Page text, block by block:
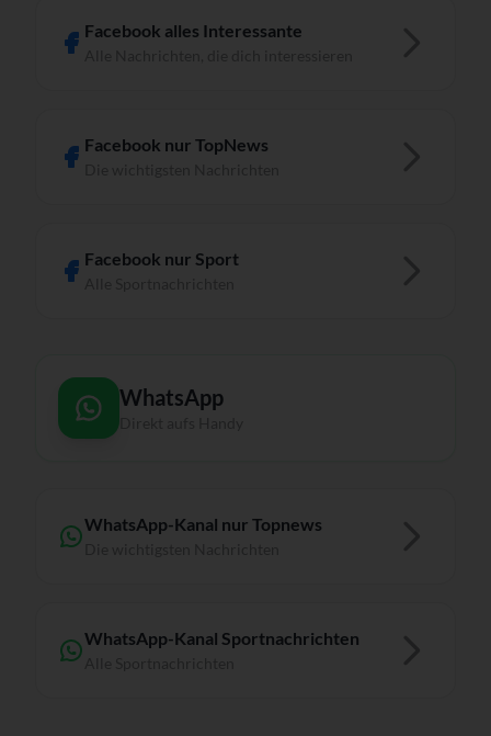
Facebook alles Interessante
Facebook nur TopNews
Facebook nur Sport
WhatsApp
WhatsApp-Kanal nur Topnews
WhatsApp-Kanal Sportnachrichten